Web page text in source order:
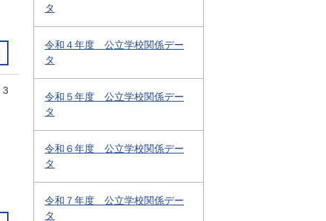
3
タ
令和４年度 公立学校関係デー
タ
令和５年度 公立学校関係デー
タ
令和６年度 公立学校関係デー
タ
令和７年度 公立学校関係デー
タ